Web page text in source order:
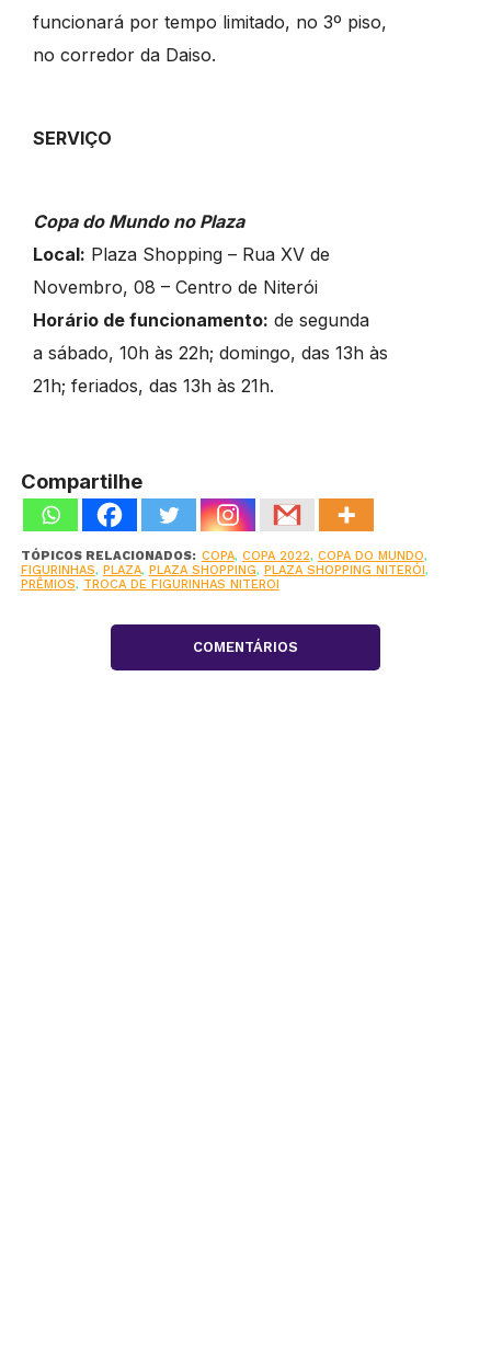
funcionará por tempo limitado, no 3º piso,
no corredor da Daiso.
SERVIÇO
Copa do Mundo no Plaza
Local: Plaza Shopping – Rua XV de
Novembro, 08 – Centro de Niterói
Horário de funcionamento: de segunda
a sábado, 10h às 22h; domingo, das 13h às
21h; feriados, das 13h às 21h.
Compartilhe
TÓPICOS RELACIONADOS: COPA, COPA 2022, COPA DO MUNDO,
FIGURINHAS, PLAZA, PLAZA SHOPPING, PLAZA SHOPPING NITERÓI,
PRÊMIOS, TROCA DE FIGURINHAS NITEROI
COMENTÁRIOS